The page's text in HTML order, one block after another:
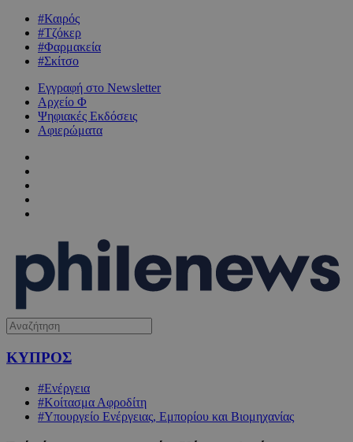
#Καιρός
#Τζόκερ
#Φαρμακεία
#Σκίτσο
Εγγραφή στο Newsletter
Αρχείο Φ
Ψηφιακές Εκδόσεις
Αφιερώματα
ΚΥΠΡΟΣ
#Ενέργεια
#Κοίτασμα Αφροδίτη
#Υπουργείο Ενέργειας, Εμπορίου και Βιομηχανίας